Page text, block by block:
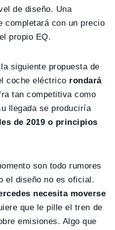
de diseño. Una
completará con un precio
propio EQ.
siguiente propuesta de
coche eléctrico rondará
tan competitiva como
llegada se produciría
de 2019 o principios
son todo rumores
el diseño no es oficial.
necesita moverse
que le pille el tren de
emisiones. Algo que